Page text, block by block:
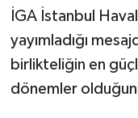
İGA İstanbul
yayımladığı
birlikteliğin en
dönemler